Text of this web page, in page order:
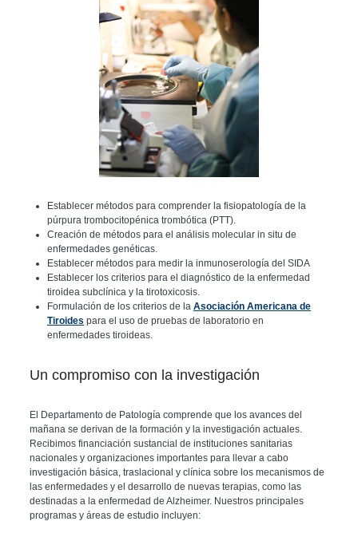
Establecer métodos para comprender la fisiopatología de la
púrpura trombocitopénica trombótica (PTT).
Creación de métodos para el análisis molecular in situ de
enfermedades genéticas.
Establecer métodos para medir la inmunoserología del SIDA
Establecer los criterios para el diagnóstico de la enfermedad
tiroidea subclínica y la tirotoxicosis.
Formulación de los criterios de la Asociación Americana de
Tiroides para el uso de pruebas de laboratorio en
enfermedades tiroideas.
Un compromiso con la investigación
El Departamento de Patología comprende que los avances del
mañana se derivan de la formación y la investigación actuales.
Recibimos financiación sustancial de instituciones sanitarias
nacionales y organizaciones importantes para llevar a cabo
investigación básica, traslacional y clínica sobre los mecanismos de
las enfermedades y el desarrollo de nuevas terapias, como las
destinadas a la enfermedad de Alzheimer. Nuestros principales
programas y áreas de estudio incluyen: